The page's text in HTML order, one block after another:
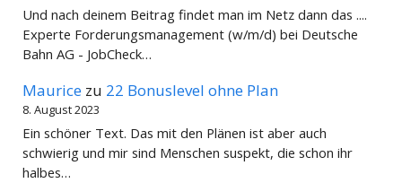
Und nach deinem Beitrag findet man im Netz dann das ....
Experte Forderungsmanagement (w/m/d) bei Deutsche
Bahn AG - JobCheck…
Maurice zu 22 Bonuslevel ohne Plan
8. August 2023
Ein schöner Text. Das mit den Plänen ist aber auch
schwierig und mir sind Menschen suspekt, die schon ihr
halbes…